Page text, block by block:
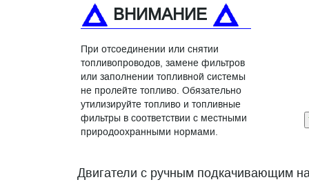
ВНИМАНИЕ
При отсоединении или снятии
топливопроводов, замене фильтров
или заполнении топливной системы
не пролейте топливо. Обязательно
утилизируйте топливо и топливные
фильтры в соответствии с местными
природоохранными нормами.
Двигатели с ручным подкачивающим